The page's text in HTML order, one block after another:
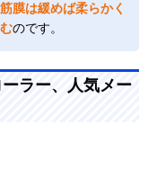
筋膜は緩めば柔らかく
のです。
ラー、人気メー